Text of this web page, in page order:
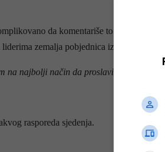
da komentariše to što je
zemalja pobjednica iz tog rata,
na najbolji način da proslavim taj dan, a
rasporeda sjedenja.